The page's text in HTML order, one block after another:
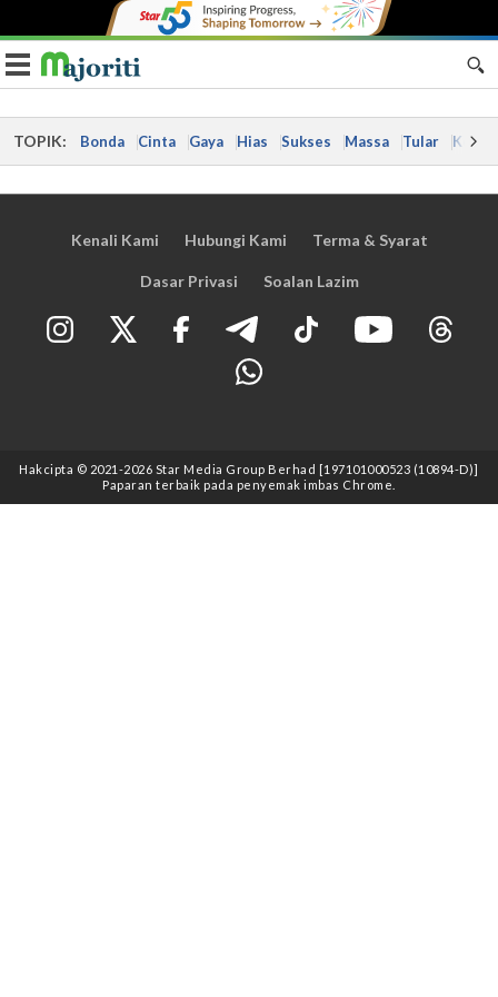
Toggle navigation
TOPIK: Bonda Cinta Gaya Hias Sukses Massa Tular Kes
Kenali Kami Hubungi Kami Terma & Syarat
Dasar Privasi Soalan Lazim
Hakcipta © 2021 -2026 Star Media Group Berhad [197101000523 (10894-D)]
Paparan terbaik pada penyemak imbas Chrome.